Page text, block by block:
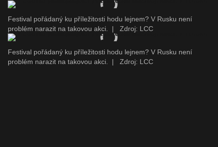
Festival pořádaný ku příležitosti hodu lejnem? V Rusku není
problém narazit na takovou akci.
| Zdroj: LCC
Festival pořádaný ku příležitosti hodu lejnem? V Rusku není
problém narazit na takovou akci.
| Zdroj: LCC